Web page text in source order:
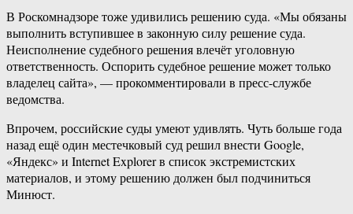
В Роскомнадзоре тоже удивились решению суда. «Мы обязаны
выполнить вступившее в законную силу решение суда.
Неисполнение судебного решения влечёт уголовную
ответственность. Оспорить судебное решение может только
владелец сайта», — прокомментировали в пресс-службе
ведомства.
Впрочем, российские суды умеют удивлять. Чуть больше года
назад ещё один местечковый суд решил внести Google,
«Яндекс» и Internet Explorer в список экстремистских
материалов, и этому решению должен был подчиниться
Минюст.